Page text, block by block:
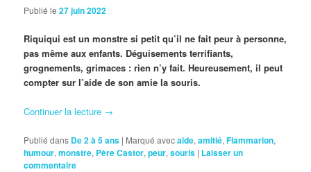
Publié le27 juin 2022
Riquiqui est un monstre si petit qu’il ne fait peur à personne,
pas même aux enfants. Déguisements terrifiants,
grognements, grimaces : rien n’y fait. Heureusement, il peut
compter sur l’aide de son amie la souris.
Continuer la lecture →
Publié dans De 2 à 5 ans | Marqué avecaide,amitié,Flammarion,
humour,monstre, Père Castor,peur,souris | Laisser un
commentaire